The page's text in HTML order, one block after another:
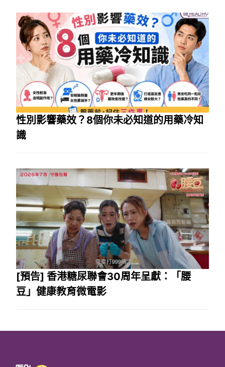
性別影響藥效？8個你未必知道的用藥冷知
識
[預告] 香港糖尿聯會30周年呈獻：「腰
豆」健康教育微電影